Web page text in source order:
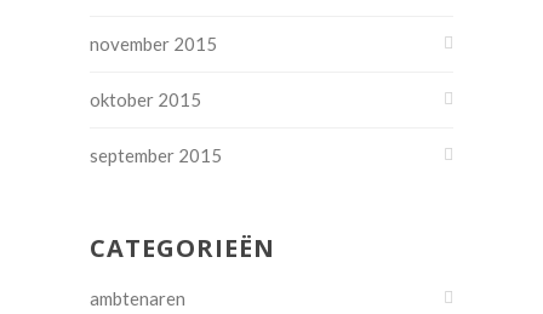
november 2015
oktober 2015
september 2015
CATEGORIEËN
ambtenaren